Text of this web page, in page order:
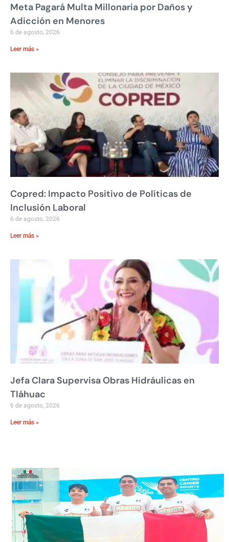
Meta Pagará Multa Millonaria por Daños y
Adicción en Menores
6 de agosto, 2026
Leer más »
Copred: Impacto Positivo de Políticas de
Inclusión Laboral
6 de agosto, 2026
Leer más »
Jefa Clara Supervisa Obras Hidráulicas en
Tláhuac
6 de agosto, 2026
Leer más »